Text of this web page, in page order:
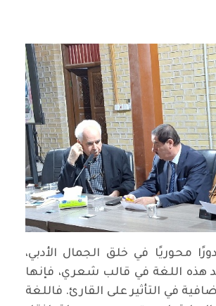
محوريًا في خلق الجمال الأدبي،
هذه اللغة في قالب شعري، فإنها
في التأثير على القارئ. فاللغة